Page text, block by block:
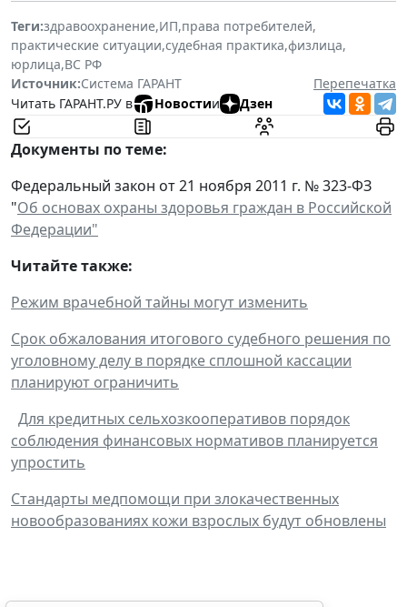
Теги:здравоохранение,ИП,права потребителей,
практические ситуации,судебная практика,физлица,
юрлица,ВС РФ
Источник:Система ГАРАНТ
Перепечатка
Читать ГАРАНТ.РУ в
Новостии Дзен
Документы по теме:
Федеральный закон от 21 ноября 2011 г. № 323-ФЗ
"Об основах охраны здоровья граждан в Российской
Федерации"
Читайте также:
Режим врачебной тайны могут изменить
Срок обжалования итогового судебного решения по
уголовному делу в порядке сплошной кассации
планируют ограничить
Для кредитных сельхозкооперативов порядок
соблюдения финансовых нормативов планируется
упростить
Стандарты медпомощи при злокачественных
новообразованиях кожи взрослых будут обновлены